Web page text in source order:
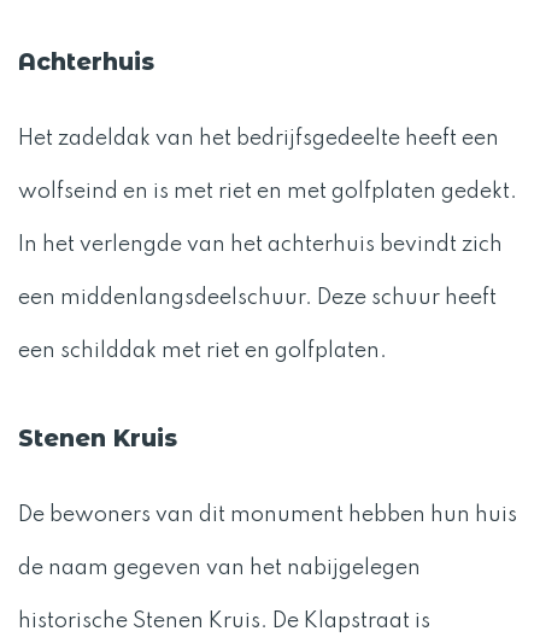
Achterhuis
Het zadeldak van het bedrijfsgedeelte heeft een
wolfseind en is met riet en met golfplaten gedekt.
In het verlengde van het achterhuis bevindt zich
een middenlangsdeelschuur. Deze schuur heeft
een schilddak met riet en golfplaten.
Stenen Kruis
De bewoners van dit monument hebben hun huis
de naam gegeven van het nabijgelegen
historische Stenen Kruis. De Klapstraat is